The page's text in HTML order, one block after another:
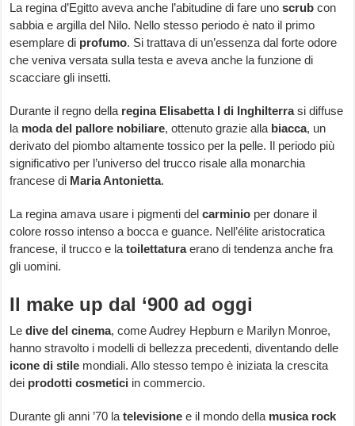
La regina d’Egitto aveva anche l’abitudine di fare unoscrub con
sabbia e argilla del Nilo. Nello stesso periodo è nato il primo
esemplare di profumo. Si trattava di un’essenza dal forte odore
che veniva versata sulla testa e aveva anche la funzione di
scacciare gli insetti.
Durante il regno della regina Elisabetta I di Inghilterrasi diffuse
la moda del pallore nobiliare, ottenuto grazie alla biacca, un
derivato del piombo altamente tossico per la pelle. Il periodo più
significativo per l’universo del trucco risale alla monarchia
francese di Maria Antonietta.
La regina amava usare i pigmenti delcarminio per donare il
colore rosso intenso a bocca e guance. Nell’élite aristocratica
francese, il trucco e latoilettaturaerano di tendenza anche fra
gli uomini.
Il make up dal ‘900 ad oggi
Ledive del cinema, come Audrey Hepburn e Marilyn Monroe,
hanno stravolto i modelli di bellezza precedenti, diventando delle
icone di stile mondiali. Allo stesso tempo è iniziata la crescita
dei prodotti cosmetici in commercio.
Durante gli anni ’70 latelevisione e il mondo della musica rock